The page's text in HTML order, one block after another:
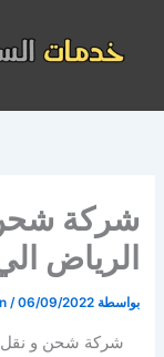
المحتوى
شركة
الرياض الي قطر
بواسطة /06/09/2022
شركة شحن و نقل